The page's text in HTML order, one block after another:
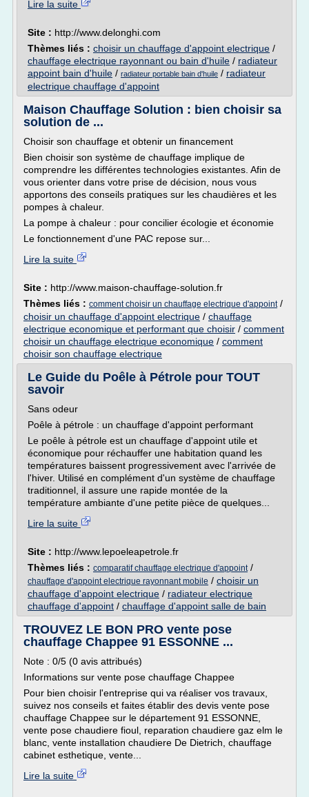
Lire la suite
Site : http://www.delonghi.com
Thèmes liés : choisir un chauffage d'appoint electrique /
chauffage electrique rayonnant ou bain d'huile / radiateur
appoint bain d'huile / radiateur portable bain d'huile / radiateur
electrique chauffage d'appoint
Maison Chauffage Solution : bien choisir sa
solution de ...
Choisir son chauffage et obtenir un financement
Bien choisir son système de chauffage implique de
comprendre les différentes technologies existantes. Afin de
vous orienter dans votre prise de décision, nous vous
apportons des conseils pratiques sur les chaudières et les
pompes à chaleur.
La pompe à chaleur : pour concilier écologie et économie
Le fonctionnement d'une PAC repose sur...
Lire la suite
Site : http://www.maison-chauffage-solution.fr
Thèmes liés : comment choisir un chauffage electrique d'appoint/
choisir un chauffage d'appoint electrique / chauffage
electrique economique et performant que choisir / comment
choisir un chauffage electrique economique / comment
choisir son chauffage electrique
Le Guide du Poêle à Pétrole pour TOUT
savoir
Sans odeur
Poêle à pétrole : un chauffage d'appoint performant
Le poêle à pétrole est un chauffage d'appoint utile et
économique pour réchauffer une habitation quand les
températures baissent progressivement avec l'arrivée de
l'hiver. Utilisé en complément d'un système de chauffage
traditionnel, il assure une rapide montée de la
température ambiante d'une petite pièce de quelques...
Lire la suite
Site : http://www.lepoeleapetrole.fr
Thèmes liés : comparatif chauffage electrique d'appoint/
chauffage d'appoint electrique rayonnant mobile / choisir un
chauffage d'appoint electrique / radiateur electrique
chauffage d'appoint / chauffage d'appoint salle de bain
TROUVEZ LE BON PRO vente pose
chauffage Chappee 91 ESSONNE ...
Note : 0/5 (0 avis attribués)
Informations sur vente pose chauffage Chappee
Pour bien choisir l'entreprise qui va réaliser vos travaux,
suivez nos conseils et faites établir des devis vente pose
chauffage Chappee sur le département 91 ESSONNE,
vente pose chaudiere fioul, reparation chaudiere gaz elm le
blanc, vente installation chaudiere De Dietrich, chauffage
cabinet esthetique, vente...
Lire la suite